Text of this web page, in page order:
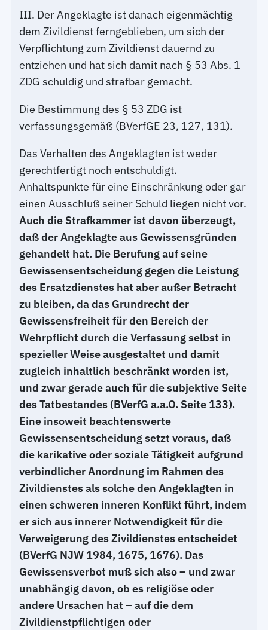
III. Der Angeklagte ist danach eigenmächtig
dem Zivildienst ferngeblieben, um sich der
Verpflichtung zum Zivildienst dauernd zu
entziehen und hat sich damit nach § 53 Abs. 1
ZDG schuldig und strafbar gemacht.
Die Bestimmung des § 53 ZDG ist
verfassungsgemäß (BVerfGE 23, 127, 131).
Das Verhalten des Angeklagten ist weder
gerechtfertigt noch entschuldigt.
Anhaltspunkte für eine Einschränkung oder gar
einen Ausschluß seiner Schuld liegen nicht vor.
Auch die Strafkammer ist davon überzeugt,
daß der Angeklagte aus Gewissensgründen
gehandelt hat. Die Berufung auf seine
Gewissensentscheidung gegen die Leistung
des Ersatzdienstes hat aber außer Betracht
zu bleiben, da das Grundrecht der
Gewissensfreiheit für den Bereich der
Wehrpflicht durch die Verfassung selbst in
spezieller Weise ausgestaltet und damit
zugleich inhaltlich beschränkt worden ist,
und zwar gerade auch für die subjektive Seite
des Tatbestandes (BVerfG a.a.O. Seite 133).
Eine insoweit beachtenswerte
Gewissensentscheidung setzt voraus, daß
die karikative oder soziale Tätigkeit aufgrund
verbindlicher Anordnung im Rahmen des
Zivildienstes als solche den Angeklagten in
einen schweren inneren Konflikt führt, indem
er sich aus innerer Notwendigkeit für die
Verweigerung des Zivildienstes entscheidet
(BVerfG NJW 1984, 1675, 1676). Das
Gewissensverbot muß sich also – und zwar
unabhängig davon, ob es religiöse oder
andere Ursachen hat – auf die dem
Zivildienstpflichtigen oder